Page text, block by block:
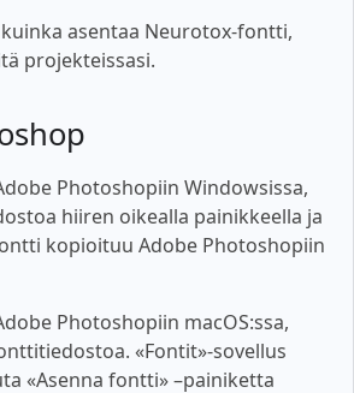
asentaa Neurotox-fontti,
projekteissasi.
Photoshopiin Windowsissa,
hiiren oikealla painikkeella ja
kopioituu Adobe Photoshopiin
Photoshopiin macOS:ssa,
«Fontit»-sovellus
«Asenna fontti» –painiketta